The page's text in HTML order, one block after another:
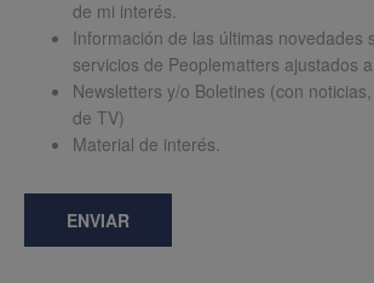
de mi interés.
Información de las últimas novedades
servicios de Peoplematters ajustados
Newsletters y/o Boletines (con
de TV)
Material de interés.
ENVIAR